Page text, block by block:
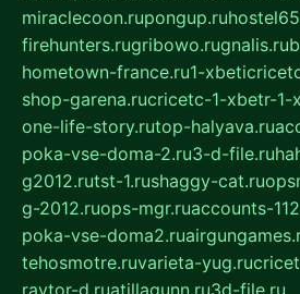
miraclecoon.rupongup.ru
firehunters.rugribowo.rugnalis.ru
hometown-france.ru1-
shop-garena.rucricetc-1-xbetr-1-
one-life-story.rutop-halyava.ru
poka-vse-doma-2.ru3-d-file.ru
g2012.rutst-1.rushaggy-cat.ru
g-2012.ruops-mgr.ruaccounts-
poka-vse-doma2.ru
tehosmotre.ruvarieta-yug.ru